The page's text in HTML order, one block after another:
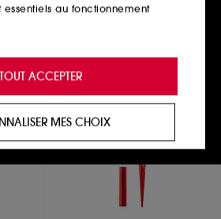
au fonctionnement
et ne peuvent être désactivés.
expérience enrichie et
vous recommandant des
et des contenus qui
promotionnelles adaptées à
sociaux et publicité : ils sont
présenter du contenu susceptible
des publicités, y compris sur des
TOUT ACCEPTER
MES CHOIX